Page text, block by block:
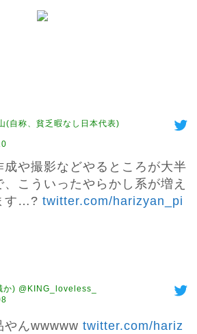
(自称、貧乏暇なし日本代表)
や撮影などやるところが大半
こういったやらかし系が増え
す…? twitter.com/harizyan_pi
か) @KING_loveless_
やんwwwww twitter.com/hariz